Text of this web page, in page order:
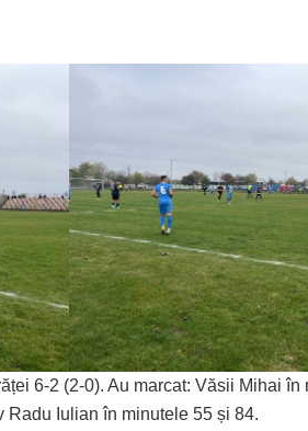
6-2 (2-0). Au marcat: Văsii Mihai în
Iulian în minutele 55 și 84.